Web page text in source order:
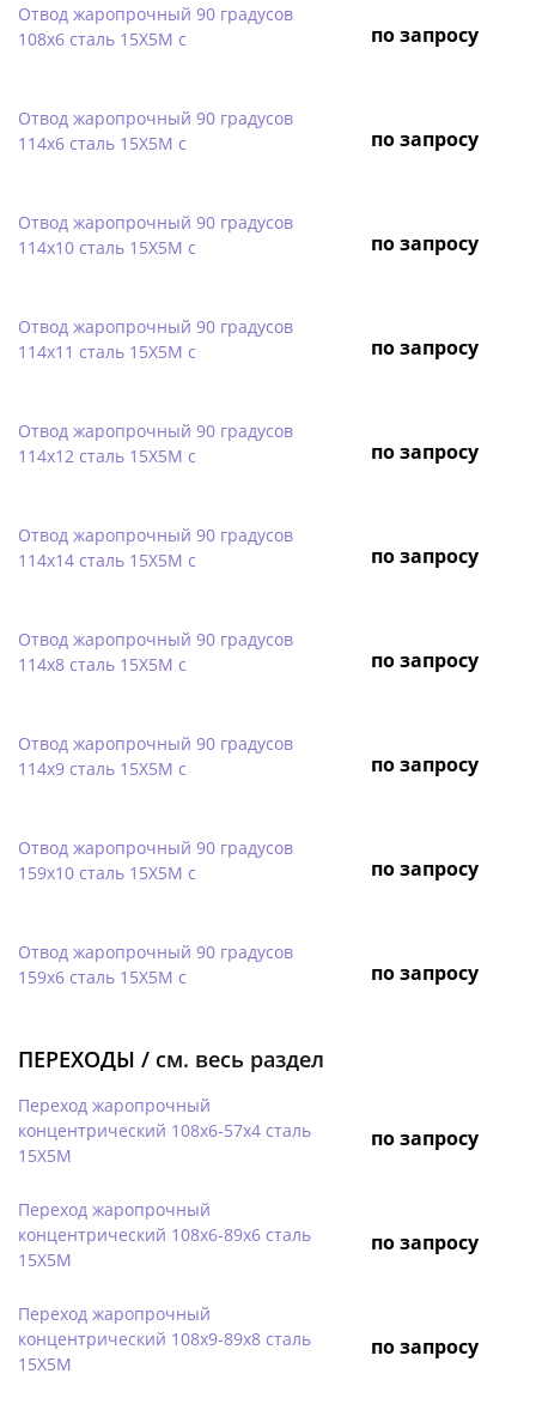
Отвод жаропрочный 90 градусов
108х6 сталь 15Х5М с
по запросу
Отвод жаропрочный 90 градусов
114х6 сталь 15Х5М с
по запросу
Отвод жаропрочный 90 градусов
114х10 сталь 15Х5М с
по запросу
Отвод жаропрочный 90 градусов
114х11 сталь 15Х5М с
по запросу
Отвод жаропрочный 90 градусов
114х12 сталь 15Х5М с
по запросу
Отвод жаропрочный 90 градусов
114х14 сталь 15Х5М с
по запросу
Отвод жаропрочный 90 градусов
114х8 сталь 15Х5М с
по запросу
Отвод жаропрочный 90 градусов
114х9 сталь 15Х5М с
по запросу
Отвод жаропрочный 90 градусов
159х10 сталь 15Х5М с
по запросу
Отвод жаропрочный 90 градусов
159х6 сталь 15Х5М с
по запросу
ПЕРЕХОДЫ / см. весь раздел
Переход жаропрочный
концентрический 108х6-57х4 сталь
15Х5М
по запросу
Переход жаропрочный
концентрический 108х6-89х6 сталь
15Х5М
по запросу
Переход жаропрочный
концентрический 108х9-89х8 сталь
15Х5М
по запросу